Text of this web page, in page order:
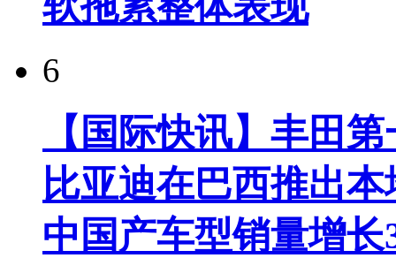
6
【国际快讯】丰田
比亚迪在巴西推出
中国产车型销量增长